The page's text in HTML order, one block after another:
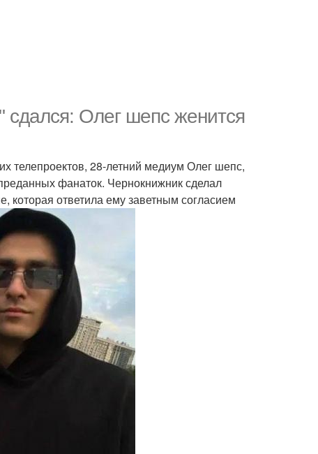
сдался: Олег шепс женится
телепроектов, 28-летний медиум Олег шепс,
фанаток. Чернокнижник сделал
ответила ему заветным согласием